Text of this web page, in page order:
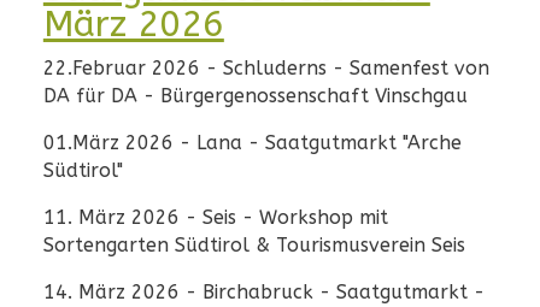
März 2026
22.Februar 2026 - Schluderns - Samenfest von
DA für DA - Bürgergenossenschaft Vinschgau
01.März 2026 - Lana - Saatgutmarkt "Arche
Südtirol"
11. März 2026 - Seis - Workshop mit
Sortengarten Südtirol & Tourismusverein Seis
14. März 2026 - Birchabruck - Saatgutmarkt -